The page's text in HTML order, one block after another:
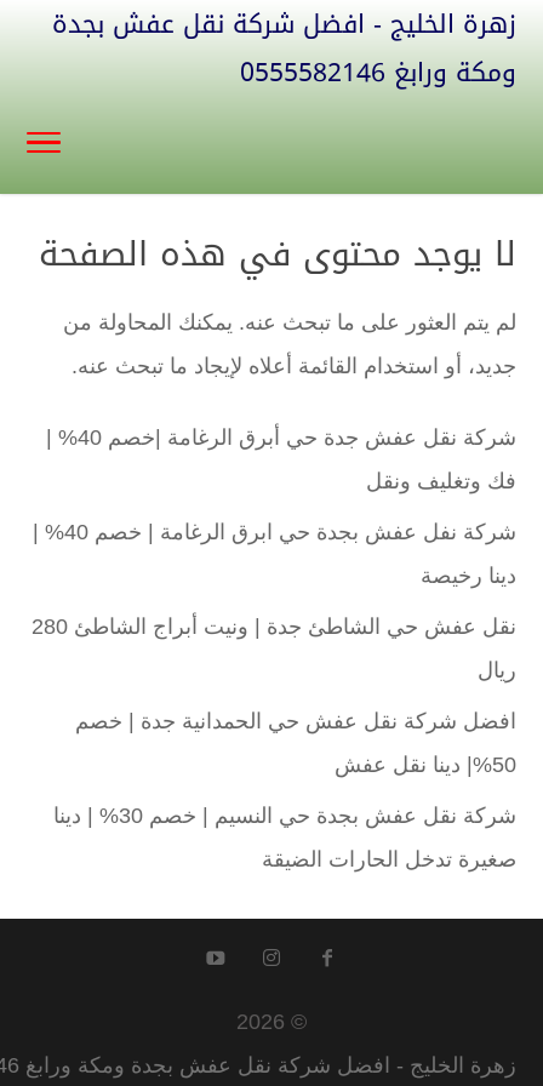
زهرة الخليج - افضل شركة نقل عفش بجدة
ومكة ورابغ 0555582146
لا يوجد محتوى في هذه الصفحة
لم يتم العثور على ما تبحث عنه. يمكنك المحاولة من
جديد، أو استخدام القائمة أعلاه لإيجاد ما تبحث عنه.
شركة نقل عفش جدة حي أبرق الرغامة |خصم 40% |
فك وتغليف ونقل
شركة نفل عفش بجدة حي ابرق الرغامة | خصم 40% |
دينا رخيصة
نقل عفش حي الشاطئ جدة | ونيت أبراج الشاطئ 280
ريال
افضل شركة نقل عفش حي الحمدانية جدة | خصم
50%| دينا نقل عفش
شركة نقل عفش بجدة حي النسيم | خصم 30% | دينا
صغيرة تدخل الحارات الضيقة
© 2026
زهرة الخليج - افضل شركة نقل عفش بجدة ومكة ورابغ 0555582146